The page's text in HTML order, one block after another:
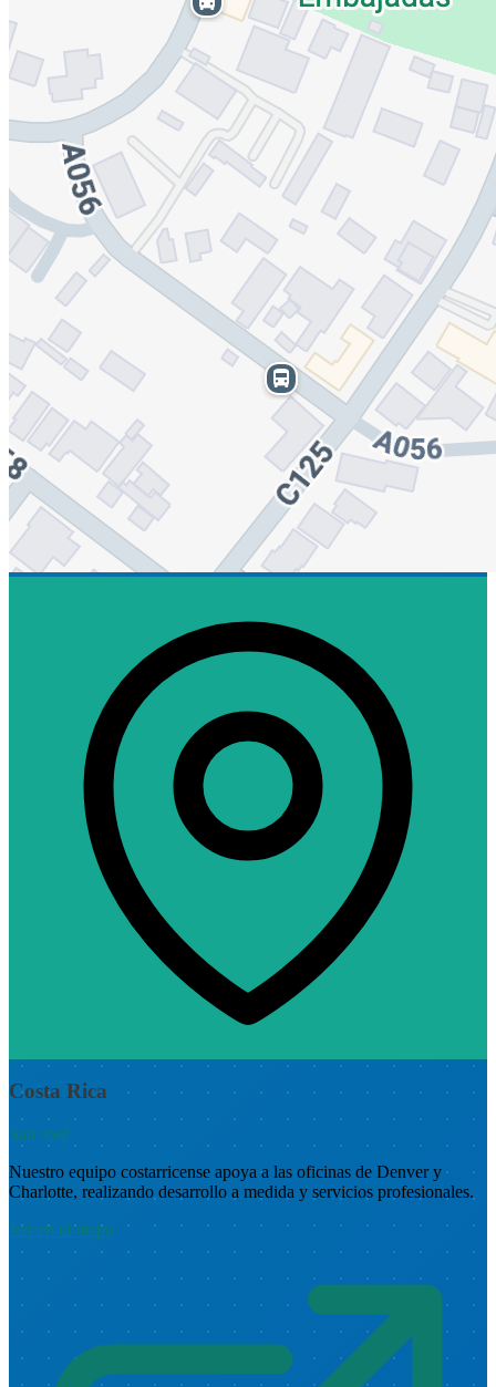
Costa Rica
San José
Nuestro equipo costarricense apoya a las oficinas de Denver y
Charlotte, realizando desarrollo a medida y servicios profesionales.
Ver en el mapa